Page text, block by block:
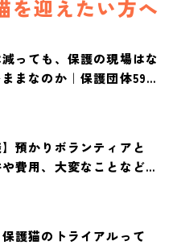
を迎えたい方へ
っても、保護の現場はな
まなのか｜保護団体59団
査【保護犬・保護猫白書
】預かりボランティアと
費用、大変なことなど紹
護猫のトライアルって